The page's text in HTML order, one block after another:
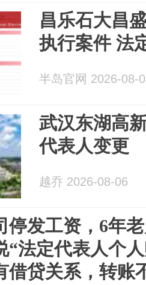
昌乐石大昌
执行案件 法
半岛官网 2026-08-
武汉东湖高
代表人变更
越乔 2026-08-06
停发工资，6年
法定代表人个人
借贷关系，转账